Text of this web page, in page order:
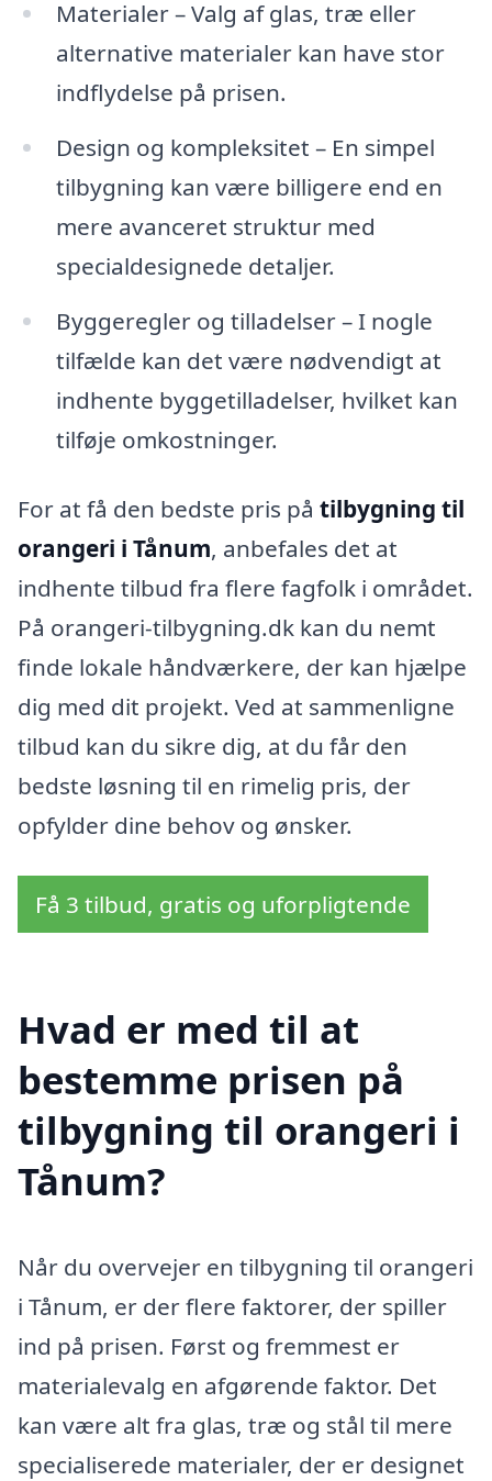
Materialer – Valg af glas, træ eller
alternative materialer kan have stor
indflydelse på prisen.
Design og kompleksitet – En simpel
tilbygning kan være billigere end en
mere avanceret struktur med
specialdesignede detaljer.
Byggeregler og tilladelser – I nogle
tilfælde kan det være nødvendigt at
indhente byggetilladelser, hvilket kan
tilføje omkostninger.
For at få den bedste pris på tilbygning til
orangeri i Tånum, anbefales det at
indhente tilbud fra flere fagfolk i området.
På orangeri-tilbygning.dk kan du nemt
finde lokale håndværkere, der kan hjælpe
dig med dit projekt. Ved at sammenligne
tilbud kan du sikre dig, at du får den
bedste løsning til en rimelig pris, der
opfylder dine behov og ønsker.
Få 3 tilbud, gratis og uforpligtende
Hvad er med til at
bestemme prisen på
tilbygning til orangeri i
Tånum?
Når du overvejer en tilbygning til orangeri
i Tånum, er der flere faktorer, der spiller
ind på prisen. Først og fremmest er
materialevalg en afgørende faktor. Det
kan være alt fra glas, træ og stål til mere
specialiserede materialer, der er designet